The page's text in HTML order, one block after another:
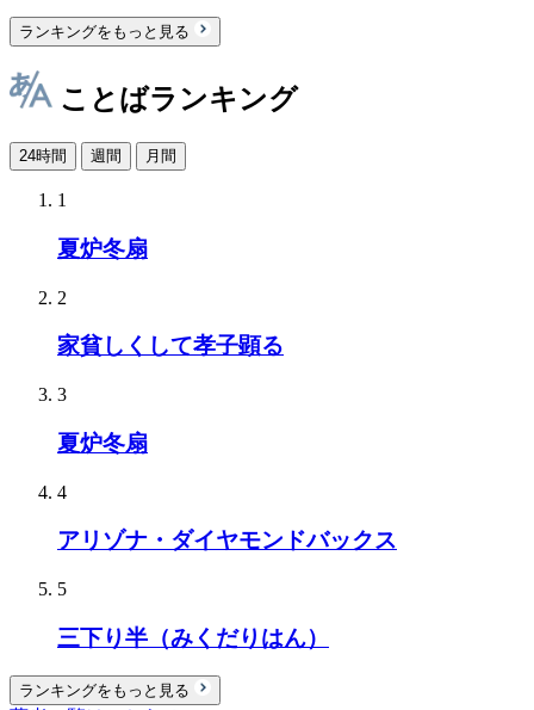
ランキングをもっと見る
ことばランキング
24時間 週間 月間
1
夏炉冬扇
2
家貧しくして孝子顕る
3
夏炉冬扇
4
アリゾナ・ダイヤモンドバックス
5
三下り半（みくだりはん）
ランキングをもっと見る